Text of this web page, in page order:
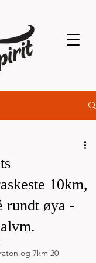
og 7km 20
10km,
rundt øya -